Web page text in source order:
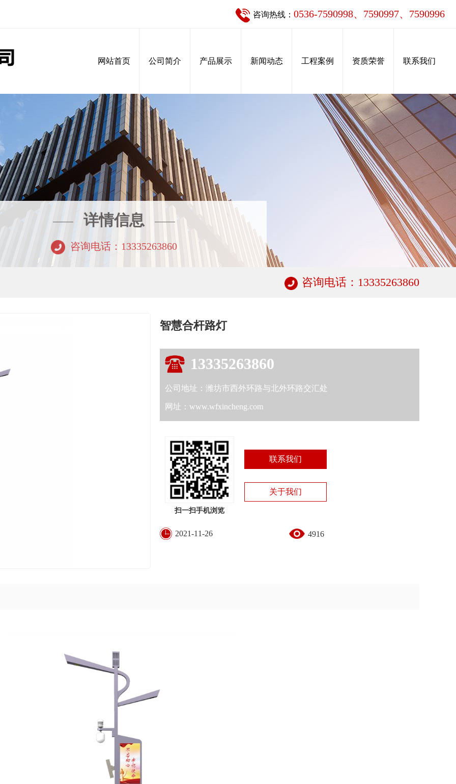
咨询热线： 0536-7590998、7590997、7590996
网站首页 公司简介 产品展示 新闻动态 工程案例 资质荣誉 联系我们
详情信息
咨询电话：13335263860
咨询电话：13335263860
智慧合杆路灯
13335263860
公司地址：潍坊市西外环路与北外环路交汇处
网址：www.wfxincheng.com
扫一扫手机浏览
联系我们
关于我们
2021-11-26 4916